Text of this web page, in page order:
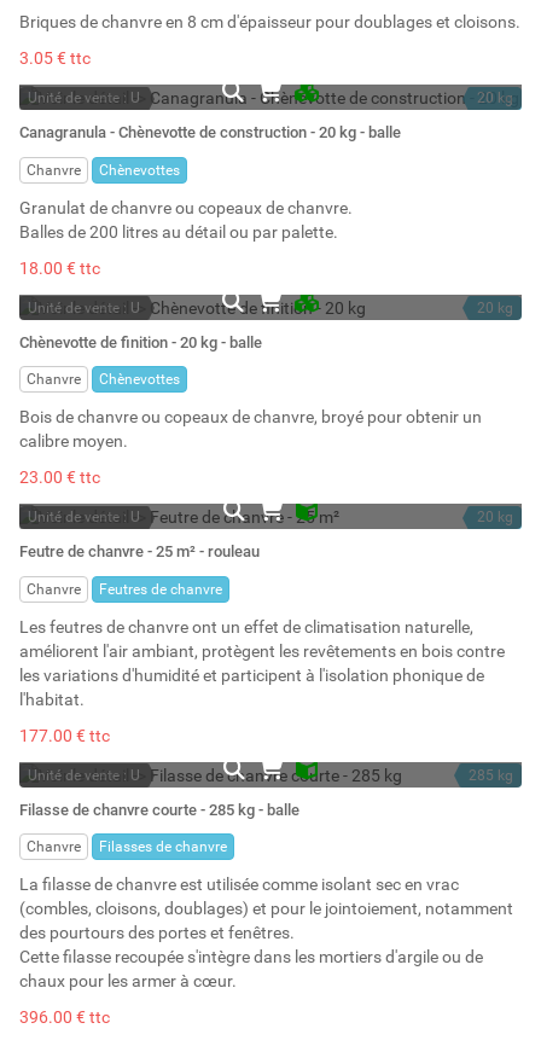
Briques de chanvre en 8 cm d'épaisseur pour doublages et cloisons.
3.05 € ttc
Unité de vente : U
En stock permanent
Stock : 75
20 kg
Canagranula - Chènevotte de construction - 20 kg - balle
Chanvre Chènevottes
Granulat de chanvre ou copeaux de chanvre.
Balles de 200 litres au détail ou par palette.
18.00 € ttc
Unité de vente : U
En stock permanent
Stock : 129
20 kg
Chènevotte de finition - 20 kg - balle
Chanvre Chènevottes
Bois de chanvre ou copeaux de chanvre, broyé pour obtenir un
calibre moyen.
23.00 € ttc
Unité de vente : U
En stock
Stock : 17
20 kg
Feutre de chanvre - 25 m² - rouleau
Chanvre Feutres de chanvre
Les feutres de chanvre ont un effet de climatisation naturelle,
améliorent l'air ambiant, protègent les revêtements en bois contre
les variations d'humidité et participent à l'isolation phonique de
l'habitat.
177.00 € ttc
Unité de vente : U
En stock
Stock : 15
285 kg
Filasse de chanvre courte - 285 kg - balle
Chanvre Filasses de chanvre
La filasse de chanvre est utilisée comme isolant sec en vrac
(combles, cloisons, doublages) et pour le jointoiement, notamment
des pourtours des portes et fenêtres.
Cette filasse recoupée s'intègre dans les mortiers d'argile ou de
chaux pour les armer à cœur.
396.00 € ttc